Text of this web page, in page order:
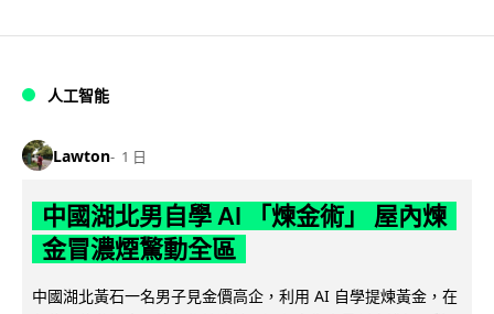
人工智能
Lawton 1 日
中國湖北男自學 AI 「煉金術」 屋內煉
金冒濃煙驚動全區
中國湖北黃石一名男子見金價高企，利用 AI 自學提煉黃金，在